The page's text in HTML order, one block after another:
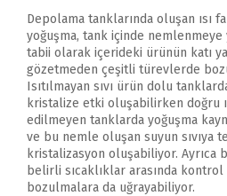
Depolama tanklarında oluşan ısı
yoğuşma, tank içinde nemlenmeye
tabii olarak içerideki ürünün katı ya
gözetmeden çeşitli türevlerde
Isıtılmayan sıvı ürün dolu
kristalize etki oluşabilirken doğru
edilmeyen tanklarda yoğuşma
ve bu nemle oluşan suyun sıvıya
kristalizasyon oluşabiliyor. Ayrıca
belirli sıcaklıklar arasında
bozulmalara da uğrayabiliyor.